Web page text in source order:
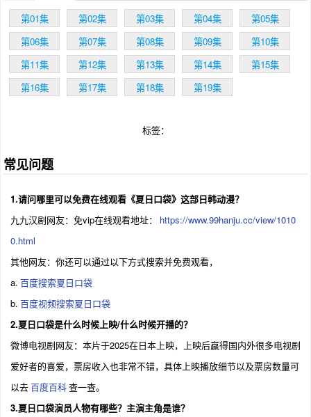
依里的小姨住在外婆家，她已经开始在那里整理
遗物了。羽依里帮忙整理着充满着外婆回忆的遗
物时，也逐渐适应了初来乍到时让他无所适从的
“岛上的生活”。在都市生活中无法体会到的，与
大自然的邂逅。这样的岛上生活，能让他想起曾
经遗忘的，值得怀念的点点滴滴。与眺望着大海
的少女相遇。与迫寻奇幻蝴蝶的少女相遇。与寻
如果这个暑假永远不会结束就好了。
第01集 第02集 第03集 第04集
第05集
第06集
第07集 第08集 第09集
第10集
第11集
第12集 第13集 第14集
第15集
第16集
第17集 第18集 第19集
标签：
常见问题
1.请问哪里可以免费在线观看《夏日口袋》这部日韩动漫？
九九汉剧网友：免vip在线观看地址：
https://www.99hanju.cc/view/1010
0.html
其他网友：你还可以通过以下方式搜索并免费观看，
a. 百度搜索夏日口袋
b. 百度视频搜索夏日口袋
2.夏日口袋是什么时候上映/什么时候开播的？
微博电视剧网友：本片于2025在日本上映，上映后赢得国内外很多电视剧
爱好者的喜爱，票房收入也非常不错，具体上映播放细节以及票房数量可
以去百度百科查一查。
3.夏日口袋演员人物有哪些？主演主角是谁？